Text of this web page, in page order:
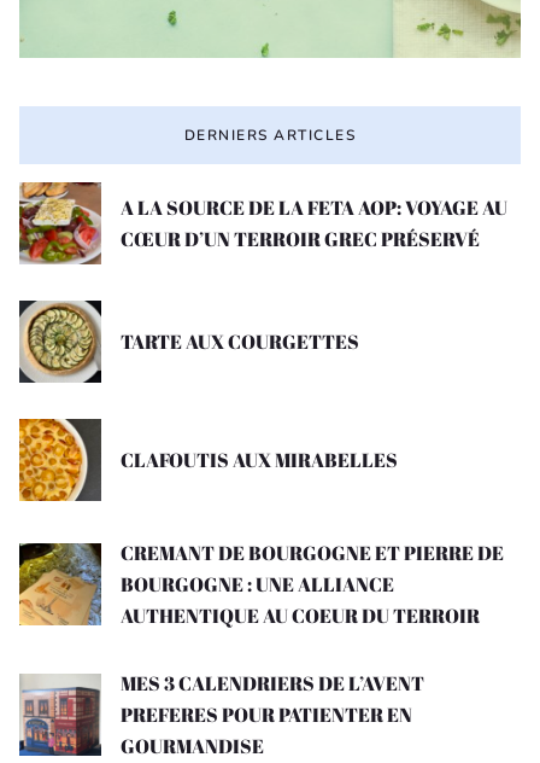
DERNIERS ARTICLES
A LA SOURCE DE LA FETA AOP: VOYAGE AU
CŒUR D’UN TERROIR GREC PRÉSERVÉ
TARTE AUX COURGETTES
CLAFOUTIS AUX MIRABELLES
CREMANT DE BOURGOGNE ET PIERRE DE
BOURGOGNE : UNE ALLIANCE
AUTHENTIQUE AU COEUR DU TERROIR
MES 3 CALENDRIERS DE L’AVENT
PREFERES POUR PATIENTER EN
GOURMANDISE